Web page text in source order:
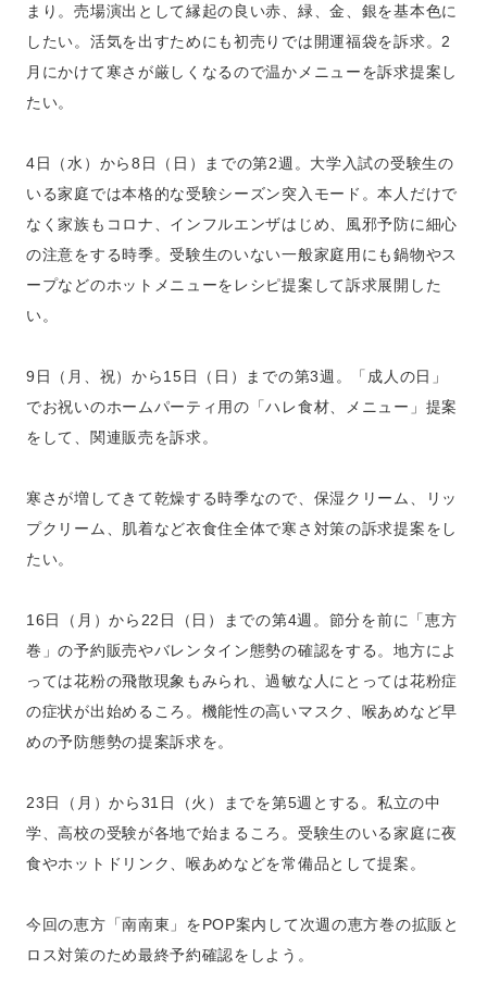
まり。売場演出として縁起の良い赤、緑、金、銀を基本色に
したい。活気を出すためにも初売りでは開運福袋を訴求。2
月にかけて寒さが厳しくなるので温かメニューを訴求提案し
たい。
4日（水）から8日（日）までの第2週。大学入試の受験生の
いる家庭では本格的な受験シーズン突入モード。本人だけで
なく家族もコロナ、インフルエンザはじめ、風邪予防に細心
の注意をする時季。受験生のいない一般家庭用にも鍋物やス
ープなどのホットメニューをレシピ提案して訴求展開した
い。
9日（月、祝）から15日（日）までの第3週。「成人の日」
でお祝いのホームパーティ用の「ハレ食材、メニュー」提案
をして、関連販売を訴求。
寒さが増してきて乾燥する時季なので、保湿クリーム、リッ
プクリーム、肌着など衣食住全体で寒さ対策の訴求提案をし
たい。
16日（月）から22日（日）までの第4週。節分を前に「恵方
巻」の予約販売やバレンタイン態勢の確認をする。地方によ
っては花粉の飛散現象もみられ、過敏な人にとっては花粉症
の症状が出始めるころ。機能性の高いマスク、喉あめなど早
めの予防態勢の提案訴求を。
23日（月）から31日（火）までを第5週とする。私立の中
学、高校の受験が各地で始まるころ。受験生のいる家庭に夜
食やホットドリンク、喉あめなどを常備品として提案。
今回の恵方「南南東」をPOP案内して次週の恵方巻の拡販と
ロス対策のため最終予約確認をしよう。